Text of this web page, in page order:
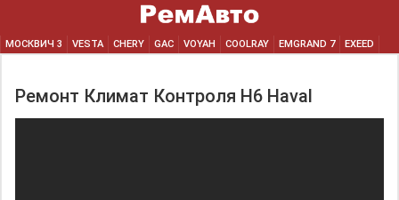
МОСКВИЧ 3 VESTA CHERY GAC VOYAH COOLRAY EMGRAND 7 EXEED
Ремонт Климат Контроля H6 Haval